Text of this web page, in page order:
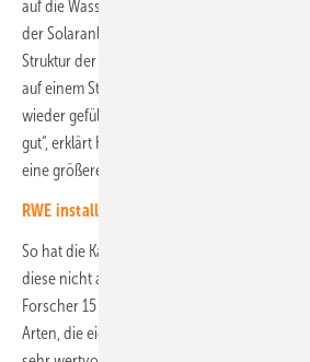
auf die Wassertemperatur und eine
der Solaranlagen auf die Gewässer hängt
Struktur der Gewässer ab. So wurde die
auf einem Stausee gebaut, der ohnehin öfter
wieder gefüllt wird. „Dessen ökologische
gut“, erklärt Konstantin Ilgen. „In dem See in
eine größere Vielfalt an Pflanzen und Tieren
RWE installiert schwimmende Anlage auf
So hat die Kartierung der Makrophyten in den
diese nicht allzu weit in den See
Forscher 15 verschiedene Arten gezählt.
Arten, die eigentlich gar nicht in den Seen